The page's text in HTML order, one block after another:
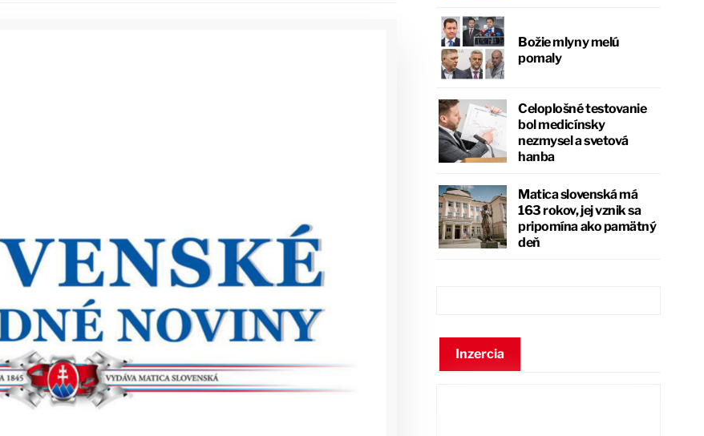
Božie mlyny melú
pomaly
Celoplošné testovanie
bol medicínsky
nezmysel a svetová
hanba
Matica slovenská má
163 rokov, jej vznik sa
pripomína ako pamätný
deň
Inzercia